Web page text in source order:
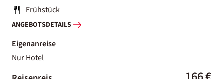
Frühstück
ANGEBOTSDETAILS
Eigenanreise
Nur Hotel